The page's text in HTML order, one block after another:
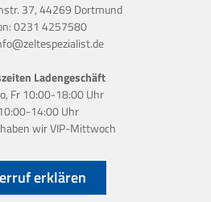
erklären
37, 44269 Dortmund
0231 4257580
Ladengeschäft
Fr 10:00-18:00 Uhr
14:00 Uhr
wirVIP-Mittwoch